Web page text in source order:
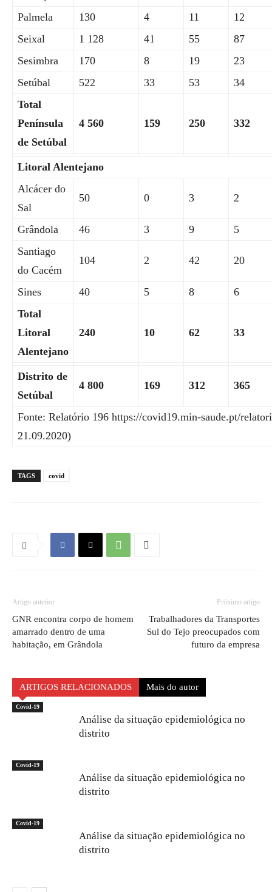
Palmela
130 4 11
12
Seixal
1 128 41 55
87
Sesimbra
170 8 19
23
Setúbal
522 33 53
34
Total
Península
de Setúbal
4 560 159 250 332
Litoral Alentejano
Alcácer do
Sal
50 0 3 2
Grândola 46 3 9
5
Santiago
do Cacém
104 2 42 20
Sines 40 5 8
6
Total
Litoral
Alentejano
240 10 62 33
Distrito de
Setúbal
4 800 169 312 365
Fonte: Relatório 196 https://covid19.min-saude.pt/
21.09.2020)
TAGS covid
Artigo anterior
GNR encontra corpo de homem
amarrado dentro de uma
habitação, em Grândola
Próximo artigo
Trabalhadores da Transportes
Sul do Tejo preocupados com
futuro da empresa
ARTIGOS RELACIONADOS Mais do autor
Covid-19
Análise da situação epidemiológica no
distrito
Covid-19
Análise da situação epidemiológica no
distrito
Covid-19
Análise da situação epidemiológica no
distrito